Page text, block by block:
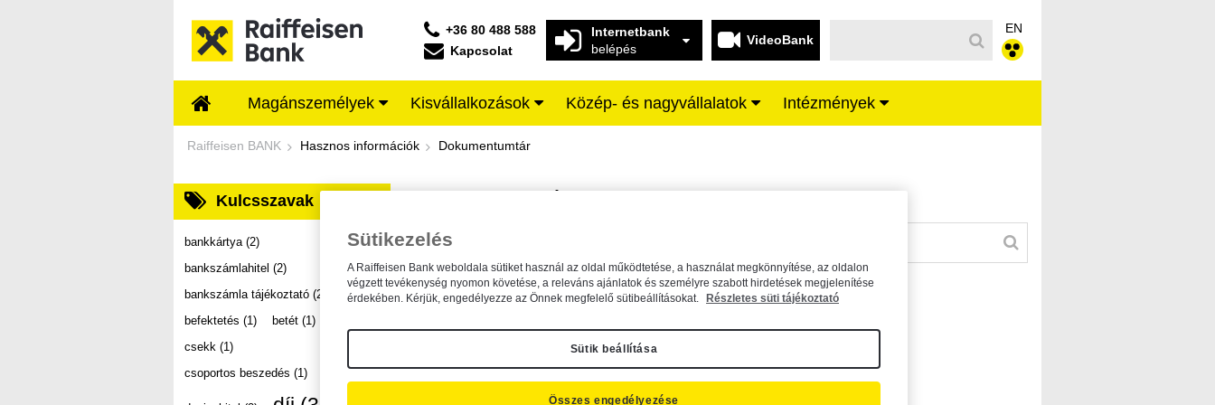
+36 80 488 588
Kapcsolat
Internetbank
belépés
VideoBank
EN
Magánszemélyek Kisvállalkozások Közép- és nagyvállalatok Intézmények
Dokumentumtár - Raiffeisen BANK
Raiffeisen BANK Hasznos információk Dokumentumtár
Kulcsszavak
bankkártya (2)
bankszámlahitel (2)
bankszámla tájékoztató (2)
befektetés (1) betét (1)
csekk (1)
csoportos beszedés (1)
A dokumentum kereséséhez kérjük, írja be a keresőszót a mezőbe.
Sütikezelés
A Raiffeisen Bank weboldala sütiket használ az oldal működtetése, a használat megkönnyítése, az oldalon
végzett tevékenység nyomon követése, a releváns ajánlatok és személyre szabott hirdetések megjelenítése
érdekében. Kérjük, engedélyezze az Önnek megfelelő sütibeállításokat.
Részletes süti tájékoztató
Sütik beállítása
Összes engedélyezése